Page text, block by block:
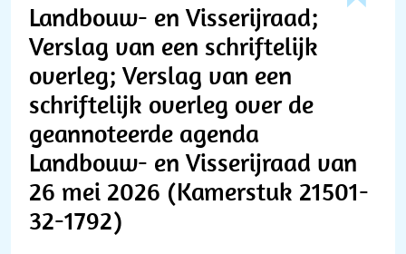
Landbouw- en Visserijraad;
Verslag van een schriftelijk
overleg; Verslag van een
schriftelijk overleg over de
geannoteerde agenda
Landbouw- en Visserijraad van
26 mei 2026 (Kamerstuk 21501-
32-1792)